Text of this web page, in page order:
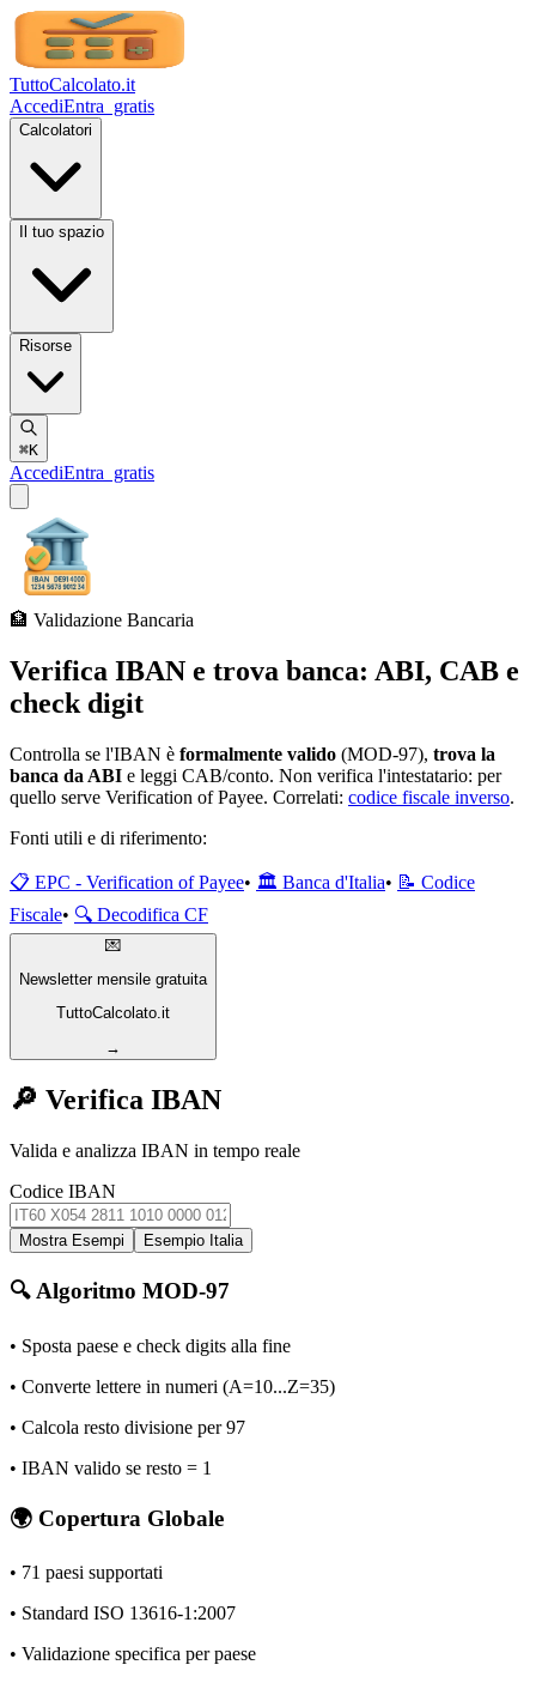
TuttoCalcolato.it
AccediEntra gratis
Calcolatori
Il tuo spazio
Risorse
⌘K
AccediEntra gratis
🏦 Validazione Bancaria
Verifica IBAN e trova banca: ABI, CAB e
check digit
Controlla se l'IBAN è formalmente valido (MOD-97), trova la
banca da ABI e leggi CAB/conto. Non verifica l'intestatario: per
quello serve Verification of Payee. Correlati: codice fiscale inverso.
Fonti utili e di riferimento:
📋 EPC - Verification of Payee• 🏛️ Banca d'Italia• 📝 Codice
Fiscale• 🔍 Decodifica CF
💌
Newsletter mensile gratuita
TuttoCalcolato.it
→
🔎 Verifica IBAN
Valida e analizza IBAN in tempo reale
Codice IBAN
Mostra Esempi Esempio Italia
🔍 Algoritmo MOD-97
• Sposta paese e check digits alla fine
• Converte lettere in numeri (A=10...Z=35)
• Calcola resto divisione per 97
• IBAN valido se resto = 1
🌍 Copertura Globale
• 71 paesi supportati
• Standard ISO 13616-1:2007
• Validazione specifica per paese